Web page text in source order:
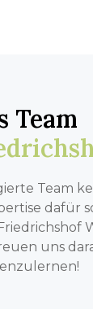
Team
Team
dafür
uns